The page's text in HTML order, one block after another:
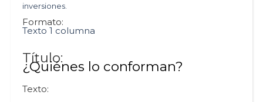
inversiones.
Formato:
Texto 1 columna
Título:
¿Quiénes lo conforman?
Texto: